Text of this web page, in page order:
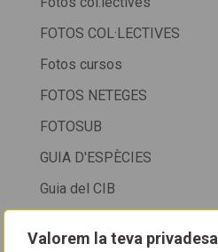
Valorem la teva privadesa
FOTOS COL·LECTIVES
Fotos cursos
FOTOS NETEGES
FOTOSUB
GUIA D'ESPÈCIES
Guia del CIB